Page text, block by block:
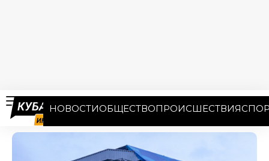
НОВОСТИОБЩЕСТВОПРОИСШЕСТВИЯ